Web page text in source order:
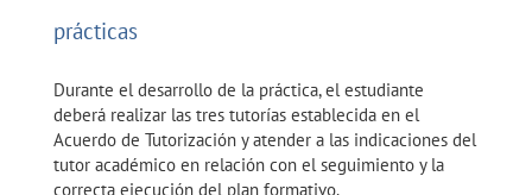
prácticas
Durante el desarrollo de la práctica, el estudiante
deberá realizar las tres tutorías establecida en el
Acuerdo de Tutorización y atender a las indicaciones del
tutor académico en relación con el seguimiento y la
correcta ejecución del plan formativo.